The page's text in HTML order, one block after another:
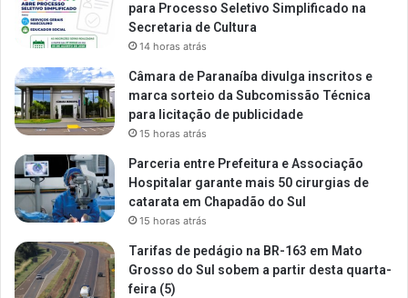
para Processo Seletivo Simplificado na
Secretaria de Cultura
14 horas atrás
Câmara de Paranaíba divulga inscritos e
marca sorteio da Subcomissão Técnica
para licitação de publicidade
15 horas atrás
Parceria entre Prefeitura e Associação
Hospitalar garante mais 50 cirurgias de
catarata em Chapadão do Sul
15 horas atrás
Tarifas de pedágio na BR-163 em Mato
Grosso do Sul sobem a partir desta quarta-
feira (5)